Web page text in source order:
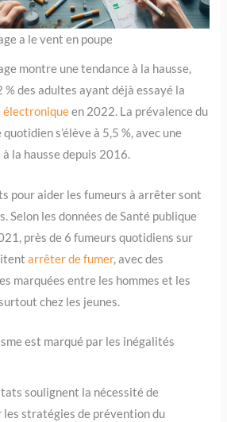
a le vent en poupe
montre une tendance à la hausse,
% des adultes ayant déjà essayé la
en 2022. La prévalence du
s’élève à 5,5 %, avec une
la hausse depuis 2016.
pour aider les fumeurs à arrêter sont
Selon les données de Santé publique
près de 6 fumeurs quotidiens sur
arrêter de fumer, avec des
marquées entre les hommes et les
chez les jeunes.
est marqué par les inégalités
soulignent la nécessité de
les stratégies de prévention du